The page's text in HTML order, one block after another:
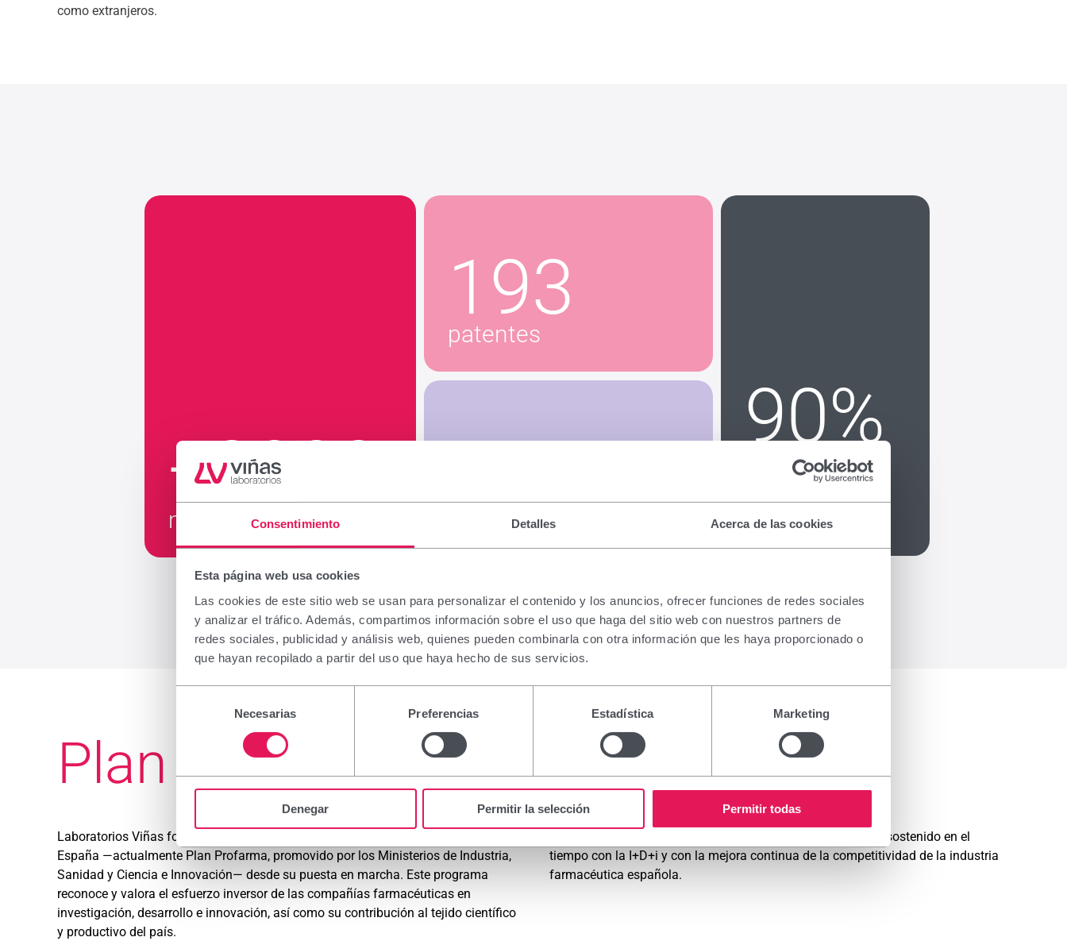
Consentimiento Detalles Acerca de las cookies
Esta página web usa cookies
Las cookies de este sitio web se usan para personalizar el contenido y los anuncios, ofrecer funciones de redes sociales
y analizar el tráfico. Además, compartimos información sobre el uso que haga del sitio web con nuestros partners de
redes sociales, publicidad y análisis web, quienes pueden combinarla con otra información que les haya proporcionado o
que hayan recopilado a partir del uso que haya hecho de sus servicios.
consentimiento
Necesarias Preferencias Estadística Marketing
Denegar Permitir la selección Permitir todas
como extranjeros.
+2000
m
193
patentes
uds. fabricadas/año
90%
de ventas de
productos
propios
Plan Profarma
Laboratorios Viñas forma parte del Plan de Fomento de la Investigación en
España —actualmente Plan Profarma, promovido por los Ministerios de Industria,
Sanidad y Ciencia e Innovación— desde su puesta en marcha. Este programa
reconoce y valora el esfuerzo inversor de las compañías farmacéuticas en
investigación, desarrollo e innovación, así como su contribución al tejido científico
y productivo del país.
Nuestra participación ininterrumpida refleja un compromiso sostenido en el
tiempo con la I+D+i y con la mejora continua de la competitividad de la industria
farmacéutica española.